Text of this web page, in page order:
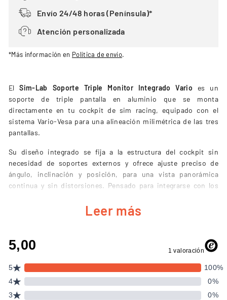
Envío 24/48 horas (Península)*
Atención personalizada
*Más información en Política de envío.
ElSim-Lab Soporte Triple Monitor Integrado Vario es un
soporte de triple pantalla en aluminio que se monta
directamente en tu cockpit de sim racing, equipado con el
sistema Vario-Vesa para una alineación milimétrica de las tres
pantallas.
Su diseño integrado se fija a la estructura del cockpit sin
necesidad de soportes externos y ofrece ajuste preciso de
ángulo, inclinación y posición, para una vista panorámica
continua y sin distorsiones. Pensado para integrarse con los
Montaje de triple monitor integrado en la estructura del
cockpit.
Sistema Vario-Vesa para alineación milimétrica entre
Leer más